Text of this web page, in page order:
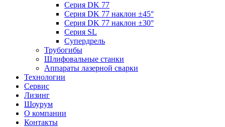
Серия DK 77
Серия DK 77 наклон ±45°
Серия DK 77 наклон ±30°
Серия SL
Супердрель
Трубогибы
Шлифовальные станки
Аппараты лазерной сварки
Технологии
Сервис
Лизинг
Шоурум
О компании
Контакты